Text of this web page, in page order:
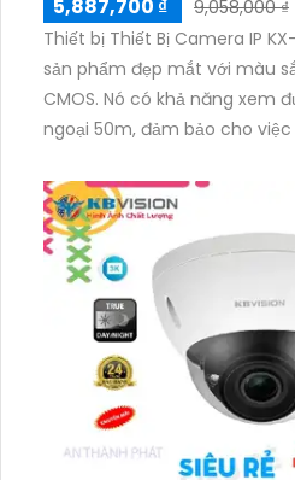
5,887,700 ₫
9,058,000 ₫
Thiết bị Thiết Bị Camera IP
sản phẩm đẹp mắt với màu
CMOS. Nó có khả năng xem
ngoại 50m, đảm bảo cho
khả năng xử lý hình ảnh sáng
2.0 MP. Ngoài ra, nó còn tích
băng thông H.265+/H.265/
kiệm được nguồn tài
còn hỗ trợ công nghệ
đêm rõ nét.